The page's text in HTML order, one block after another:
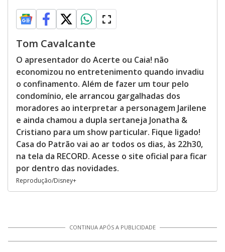
Tom Cavalcante
O apresentador do Acerte ou Caia! não
economizou no entretenimento quando invadiu
o confinamento. Além de fazer um tour pelo
condomínio, ele arrancou gargalhadas dos
moradores ao interpretar a personagem Jarilene
e ainda chamou a dupla sertaneja Jonatha &
Cristiano para um show particular. Fique ligado!
Casa do Patrão vai ao ar todos os dias, às 22h30,
na tela da RECORD. Acesse o site oficial para ficar
por dentro das novidades.
Reprodução/Disney+
CONTINUA APÓS A PUBLICIDADE